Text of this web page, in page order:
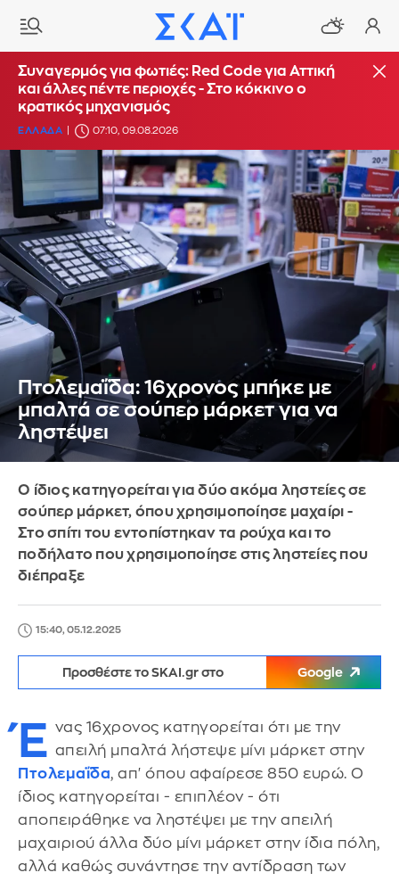
Συναγερμός για φωτιές: Red Code για Αττική
και άλλες πέντε περιοχές - Στο κόκκινο ο
κρατικός μηχανισμός
ΕΛΛΑΔΑ 07:10, 09.08.2026
Πτολεμαΐδα: 16χρονος μπήκε με
μπαλτά σε σούπερ μάρκετ για να
ληστέψει
Ο ίδιος κατηγορείται για δύο ακόμα ληστείες σε
σούπερ μάρκετ, όπου χρησιμοποίησε μαχαίρι -
Στο σπίτι του εντοπίστηκαν τα ρούχα και το
ποδήλατο που χρησιμοποίησε στις ληστείες που
διέπραξε
15:40, 05.12.2025
Προσθέστε το SKAI.gr στο Google
Έ νας 16χρονος κατηγορείται ότι με την
απειλή μπαλτά λήστεψε μίνι μάρκετ στην
Πτολεμαΐδα, απ' όπου αφαίρεσε 850 ευρώ. Ο
ίδιος κατηγορείται - επιπλέον - ότι
αποπειράθηκε να ληστέψει με την απειλή
μαχαιριού άλλα δύο μίνι μάρκετ στην ίδια πόλη,
αλλά καθώς συνάντησε την αντίδραση των